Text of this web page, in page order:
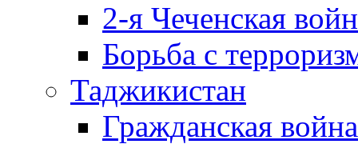
2-я Чеченская
Борьба с
Таджикистан
Гражданская